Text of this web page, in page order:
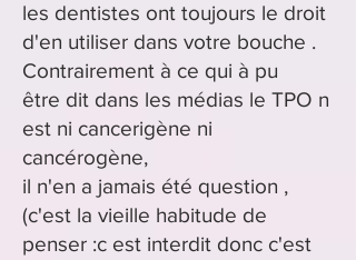
les dentistes ont toujours le droit
d'en utiliser dans votre bouche .
Contrairement à ce qui à pu
être dit dans les médias le TPO n
est ni cancerigène ni
cancérogène,
il n'en a jamais été question ,
(c'est la vieille habitude de
penser :c est interdit donc c'est